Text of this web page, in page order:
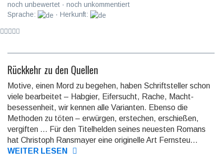
noch unbewertet · noch unkommentiert
Sprache:
· Herkunft:
Rückkehr zu den Quellen
Motive, einen Mord zu begehen, haben Schrift­steller schon
viele bear­beitet – Habgier, Eifer­sucht, Rache, Macht­
besessen­heit, wir kennen alle Varianten. Ebenso die
Methoden zu töten – erwürgen, erstechen, erschie­ßen,
vergiften … Für den Titel­helden seines neuesten Romans
hat Christoph Ransmayer eine origi­nelle Art Fern­steu...
WEITER LESEN